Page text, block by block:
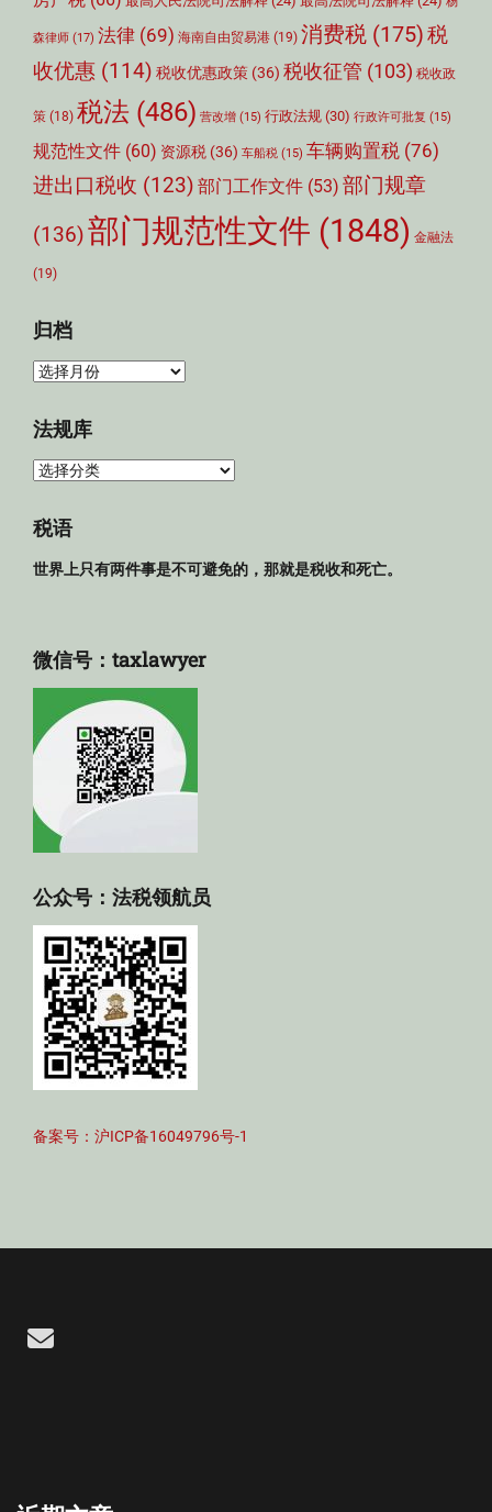
森律师 (17) 法律 (69) 海南自由贸易港 (19) 消费税 (175)税
收优惠 (114) 税收优惠政策 (36) 税收征管 (103) 税收政
策 (18) 税法 (486) 营改增 (15) 行政法规 (30) 行政许可批复 (15)
规范性文件 (60) 资源税 (36) 车船税 (15) 车辆购置税 (76)
进出口税收 (123) 部门工作文件 (53) 部门规章
(136)部门规范性文件 (1848) 金融法
(19)
归档
归
法规库
法
库
税语
世界上只有两件事是不可避免的，那就是税收和死亡。
微信号：taxlawyer
公众号：法税领航员
备案号：沪ICP备16049796号-1
Email